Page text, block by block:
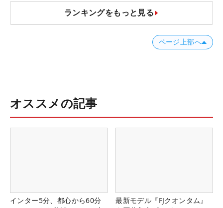
ランキングをもっと見る
ページ上部へ
オススメの記事
インター5分、都心から60分
最新モデル『FJクオンタム』